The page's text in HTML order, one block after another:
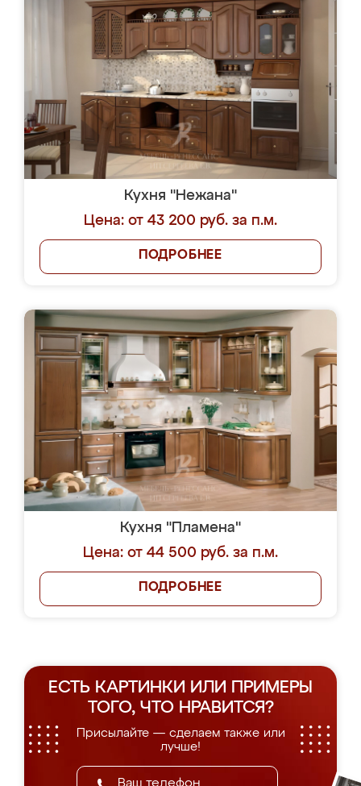
Кухня "Нежана"
Цена: от 43 200 руб. за п.м.
ПОДРОБНЕЕ
Кухня "Пламена"
Цена: от 44 500 руб. за п.м.
ПОДРОБНЕЕ
ЕСТЬ КАРТИНКИ ИЛИ ПРИМЕРЫ
ТОГО, ЧТО НРАВИТСЯ?
Присылайте — сделаем также или
лучше!